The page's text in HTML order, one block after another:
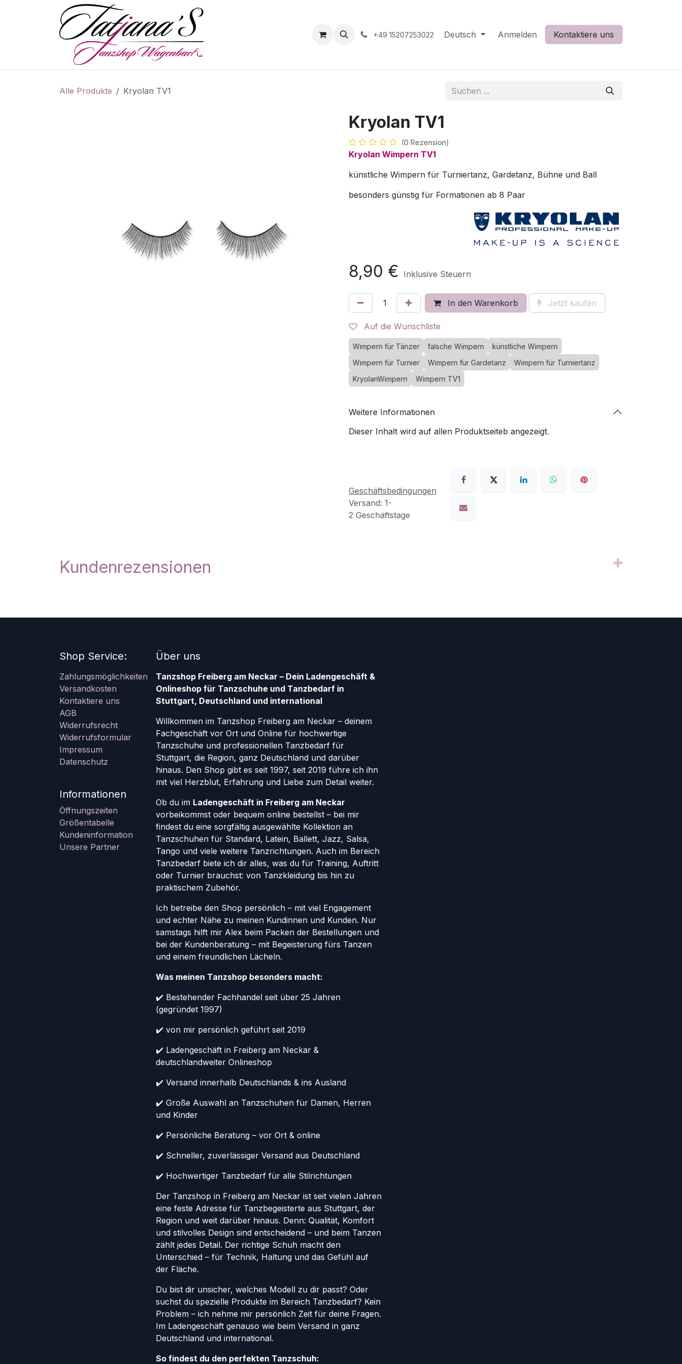
Zum Inhalt springen
Hilfe Termin +49 15207253022 Deutsch Anmelden Kontaktiere uns
Alle Produkte Kryolan TV1
Kryolan TV1
(0 Rezension)
Kryolan Wimpern TV1
künstliche Wimpern für Turniertanz, Gardetanz, Bühne und Ball
besonders günstig für Formationen ab 8 Paar
8,90 € Inklusive Steuern
In den Warenkorb Jetzt kaufen
Auf die Wunschliste
Wimpern für Tänzer falsche Wimpern
künstliche Wimpern
Wimpern für Turnier
Wimpern für Gardetanz
Wimpern für Turniertanz
KryolanWimpern
Wimpern TV1
Weitere Informationen
Dieser Inhalt wird auf allen Produktseiteb angezeigt.
Geschäftsbedingungen
Versand: 1-
2 Geschäftstage
Kundenrezensionen
Shop Service:
Zahlungsmöglichkeiten
Versandkosten
Kontaktiere uns
AGB
Widerrufsrecht
Widerrufsformular
Impressum
Datenschutz
Informationen
Öffnungszeiten
Größentabelle
Kundeninformation
Unsere Partner
Über uns
Tanzshop Freiberg am Neckar – Dein Ladengeschäft &
Onlineshop für Tanzschuhe und Tanzbedarf in
Stuttgart, Deutschland und international
Willkommen im Tanzshop Freiberg am Neckar – deinem
Fachgeschäft vor Ort und Online für hochwertige
Tanzschuhe und professionellen Tanzbedarf für
Stuttgart, die Region, ganz Deutschland und darüber
hinaus. Den Shop gibt es seit 1997, seit 2019 führe ich ihn
mit viel Herzblut, Erfahrung und Liebe zum Detail weiter.
Ob du im Ladengeschäft in Freiberg am Neckar
vorbeikommst oder bequem online bestellst – bei mir
findest du eine sorgfältig ausgewählte Kollektion an
Tanzschuhen für Standard, Latein, Ballett, Jazz, Salsa,
Tango und viele weitere Tanzrichtungen. Auch im Bereich
Tanzbedarf biete ich dir alles, was du für Training, Auftritt
oder Turnier brauchst: von Tanzkleidung bis hin zu
praktischem Zubehör.
Ich betreibe den Shop persönlich – mit viel Engagement
und echter Nähe zu meinen Kundinnen und Kunden. Nur
samstags hilft mir Alex beim Packen der Bestellungen und
bei der Kundenberatung – mit Begeisterung fürs Tanzen
und einem freundlichen Lächeln.
Was meinen Tanzshop besonders macht:
✔️ Bestehender Fachhandel seit über 25 Jahren
(gegründet 1997)
✔️ von mir persönlich geführt seit 2019
✔️ Ladengeschäft in Freiberg am Neckar &
deutschlandweiter Onlineshop
✔️ Versand innerhalb Deutschlands & ins Ausland
✔️ Große Auswahl an Tanzschuhen für Damen, Herren
und Kinder
✔️ Persönliche Beratung – vor Ort & online
✔️ Schneller, zuverlässiger Versand aus Deutschland
✔️ Hochwertiger Tanzbedarf für alle Stilrichtungen
Der Tanzshop in Freiberg am Neckar ist seit vielen Jahren
eine feste Adresse für Tanzbegeisterte aus Stuttgart, der
Region und weit darüber hinaus. Denn: Qualität, Komfort
und stilvolles Design sind entscheidend – und beim Tanzen
zählt jedes Detail. Der richtige Schuh macht den
Unterschied – für Technik, Haltung und das Gefühl auf
der Fläche.
Du bist dir unsicher, welches Modell zu dir passt? Oder
suchst du spezielle Produkte im Bereich Tanzbedarf? Kein
Problem – ich nehme mir persönlich Zeit für deine Fragen.
Im Ladengeschäft genauso wie beim Versand in ganz
Deutschland und international.
So findest du den perfekten Tanzschuh: